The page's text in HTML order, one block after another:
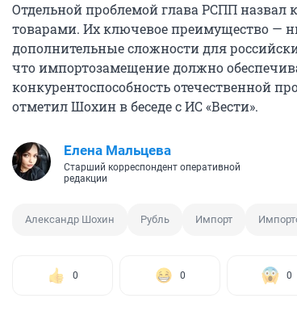
Отдельной проблемой глава РСПП
товарами. Их ключевое преимущество —
дополнительные сложности для
что импортозамещение должно
конкурентоспособность отечественной
отметил Шохин в беседе с ИС «Вести».
Елена Мальцева
Старший корреспондент оперативной
редакции
Александр Шохин Рубль Импорт
0 0 0